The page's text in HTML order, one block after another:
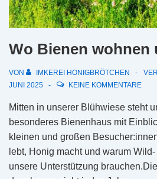
Wo Bienen wohnen
VON IMKEREI HONIGBRÖTCHEN
JUNI 2025
KEINE KOMMENTARE
Mitten in unserer Blühwiese steht
besonderes Bienenhaus mit
kleinen und großen
lebt, Honig macht und warum
unsere Unterstützung